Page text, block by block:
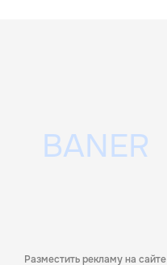
Разместить рекламу на сайте